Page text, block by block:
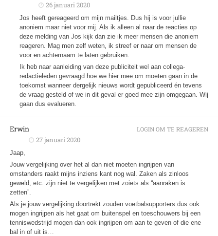
26 januari 2020
Jos heeft gereageerd om mijn mailtjes. Dus hij is voor jullie
anoniem maar niet voor mij. Als ik alleen al naar de reacties op
deze melding van Jos kijk dan zie ik meer mensen die anoniem
reageren. Mag men zelf weten, ik streef er naar om mensen de
voor en achternaam te laten gebruiken.
Ik heb naar aanleiding van deze publiciteit wel aan collega-
redactieleden gevraagd hoe we hier mee om moeten gaan in de
toekomst wanneer dergelijk nieuws wordt gepubliceerd én tevens
de vraag gesteld of we in dit geval er goed mee zijn omgegaan. Wij
gaan dus evalueren.
Erwin
27 januari 2020
Jaap,
Jouw vergelijking over het al dan niet moeten ingrijpen van
omstanders raakt mijns inziens kant nog wal. Zaken als zinloos
geweld, etc. zijn niet te vergelijken met zoiets als “aanraken is
zetten”.
Als je jouw vergelijking doortrekt zouden voetbalsupporters dus ook
mogen ingrijpen als het gaat om buitenspel en toeschouwers bij een
tenniswedstrijd mogen dan ook ingrijpen om aan te geven of die ene
bal in of uit is…
LOGIN OM TE REAGEREN